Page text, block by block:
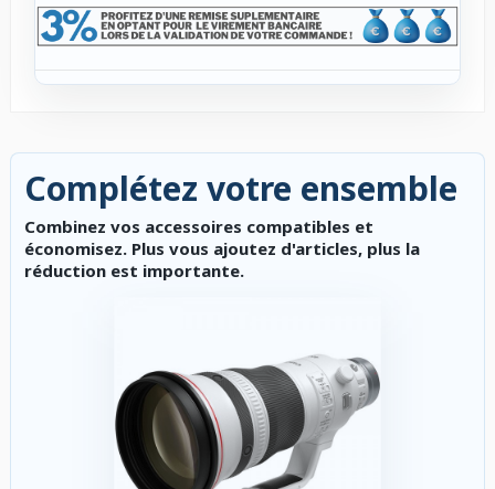
Complétez votre ensemble
Combinez vos accessoires compatibles et
économisez. Plus vous ajoutez d'articles, plus la
réduction est importante.